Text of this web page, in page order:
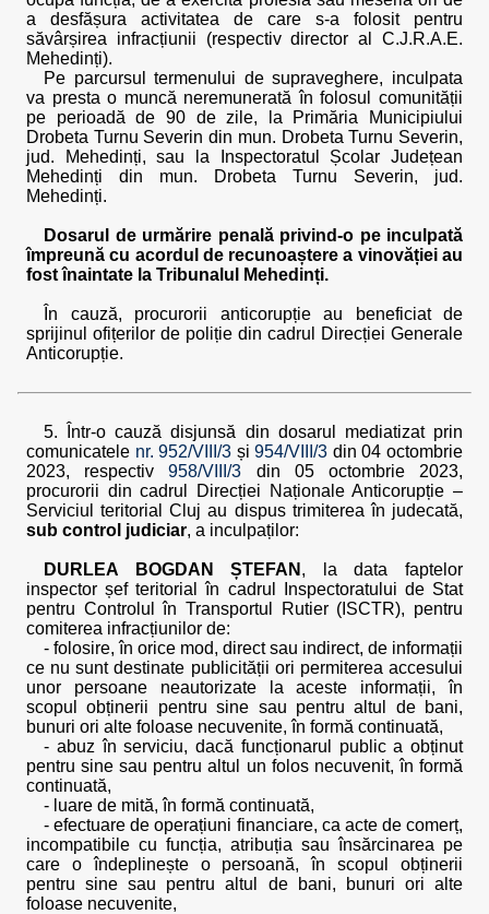
a desfășura activitatea de care s-a folosit pentru
săvârșirea infracțiunii (respectiv director al C.J.R.A.E.
Mehedinți).
Pe parcursul termenului de supraveghere, inculpata
va presta o muncă neremunerată în folosul comunității
pe perioadă de 90 de zile, la Primăria Municipiului
Drobeta Turnu Severin din mun. Drobeta Turnu Severin,
jud. Mehedinți, sau la Inspectoratul Școlar Județean
Mehedinți din mun. Drobeta Turnu Severin, jud.
Mehedinți.
Dosarul de urmărire penală privind-o pe inculpată
împreună cu acordul de recunoaștere a vinovăției au
fost înaintate la Tribunalul Mehedinți.
În cauză, procurorii anticorupție au beneficiat de
sprijinul ofițerilor de poliție din cadrul Direcției Generale
Anticorupție.
5. Într-o cauză disjunsă din dosarul mediatizat prin
comunicatele nr. 952/VIII/3 și954/VIII/3 din 04 octombrie
2023, respectiv958/VIII/3 din 05 octombrie 2023,
procurorii din cadrul Direcției Naționale Anticorupție –
Serviciul teritorial Cluj au dispus trimiterea în judecată,
sub control judiciar, a inculpaților:
DURLEA BOGDAN ȘTEFAN , la data faptelor
inspector șef teritorial în cadrul Inspectoratului de Stat
pentru Controlul în Transportul Rutier (ISCTR), pentru
comiterea infracțiunilor de:
- folosire, în orice mod, direct sau indirect, de informații
ce nu sunt destinate publicității ori permiterea accesului
unor persoane neautorizate la aceste informații, în
scopul obținerii pentru sine sau pentru altul de bani,
bunuri ori alte foloase necuvenite, în formă continuată,
- abuz în serviciu, dacă funcționarul public a obținut
pentru sine sau pentru altul un folos necuvenit, în formă
continuată,
- luare de mită, în formă continuată,
- efectuare de operațiuni financiare, ca acte de comerț,
incompatibile cu funcția, atribuția sau însărcinarea pe
care o îndeplinește o persoană, în scopul obținerii
pentru sine sau pentru altul de bani, bunuri ori alte
foloase necuvenite,